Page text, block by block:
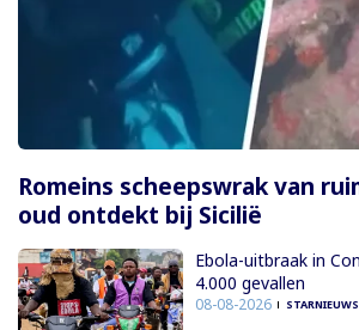
Romeins scheepswrak van
oud ontdekt bij Sicilië
Ebola-uitbraak in
4.000 gevallen
08-08-2026 STARNIEUWS